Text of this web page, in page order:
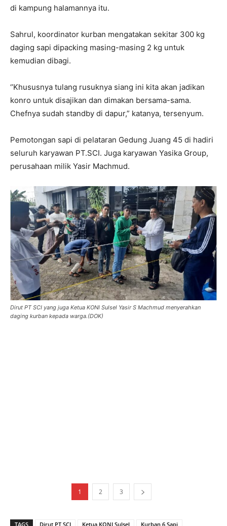
di kampung halamannya itu.
Sahrul, koordinator kurban mengatakan sekitar 300 kg
daging sapi dipacking masing-masing 2 kg untuk
kemudian dibagi.
‘’Khususnya tulang rusuknya siang ini kita akan jadikan
konro untuk disajikan dan dimakan bersama-sama.
Chefnya sudah standby di dapur,” katanya, tersenyum.
Pemotongan sapi di pelataran Gedung Juang 45 di hadiri
seluruh karyawan PT.SCI. Juga karyawan Yasika Group,
perusahaan milik Yasir Machmud.
Dirut PT SCI yang juga Ketua KONI Sulsel Yasir S Machmud menyerahkan
daging kurban kepada warga.(DOK)
1 2 3
TAGS Dirut PT SCI Ketua KONI Sulsel Kurban 6 Sapi